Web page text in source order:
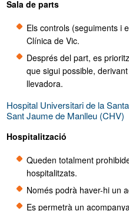
Sala de parts
Els controls (seguiments i
Clínica de Vic.
Després del part, es
que sigui possible,
llevadora.
Hospital Universitari de la
Sant Jaume de Manlleu (CHV)
Hospitalització
Queden totalment
hospitalitzats.
Només podrà haver-hi un
Es permetrà un